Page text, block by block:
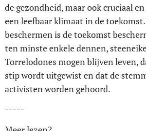
de gezondheid, maar ook cruciaal
een leefbaar klimaat in de
beschermen is de toekomst
ten minste enkele dennen,
Torrelodones mogen blijven leven,
stip wordt uitgewist en dat de
activisten worden gehoord.
-----